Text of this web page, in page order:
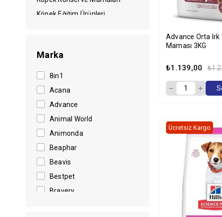
Köpek Eğitim Ürünleri
Balık Ürünleri
Aksesuarlar
Kemirgen Ürünleri
Kedi Ürünleri
Kuş Ürünleri
Tüm Ürünler
Marka
8in1
Acana
Advance
Animal World
Animonda
Beaphar
Beavis
Bestpet
Bravery
Advance Orta Irk
Maması 3KG
₺1.139,00
Ücretsiz Kargo